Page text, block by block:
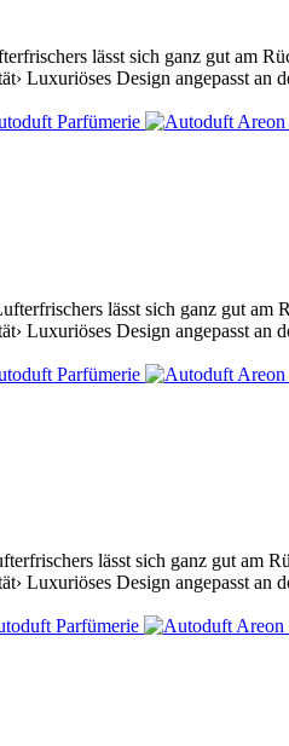
lässt sich ganz gut am
Luxuriöses Design angepasst
lässt sich ganz gut am
Luxuriöses Design angepasst
lässt sich ganz gut am
Luxuriöses Design angepasst